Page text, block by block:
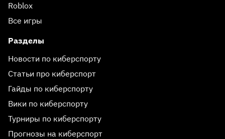
Roblox
Все игры
Разделы
Новости по киберспорту
Статьи про киберспорт
Гайды по киберспорту
Вики по киберспорту
Турниры по киберспорту
Прогнозы на киберспорт